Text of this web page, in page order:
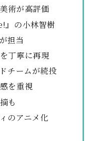
術が高評価
』の小林智樹
担当
丁寧に再現
チームが続投
を重視
も
のアニメ化